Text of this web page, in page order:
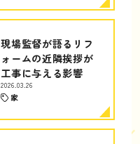
現場監督が語るリフ
ォームの近隣挨拶が
工事に与える影響
2026.03.26
家